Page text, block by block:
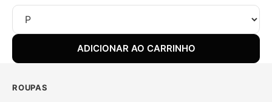
ADICIONAR AO CARRINHO
ROUPAS